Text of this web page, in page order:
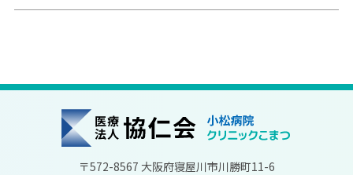
〒572-8567 大阪府寝屋川市川勝町11-6